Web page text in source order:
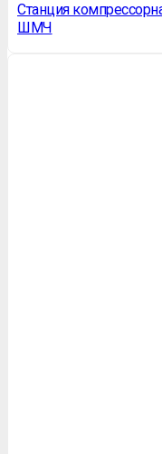
Станция
ШМЧ